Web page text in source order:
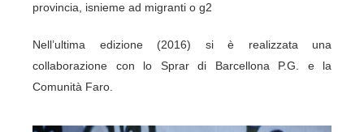
provincia, isnieme ad migranti o g2
Nell’ultima edizione (2016) si è realizzata una
collaborazione con lo Sprar di Barcellona P.G. e la
Comunità Faro.